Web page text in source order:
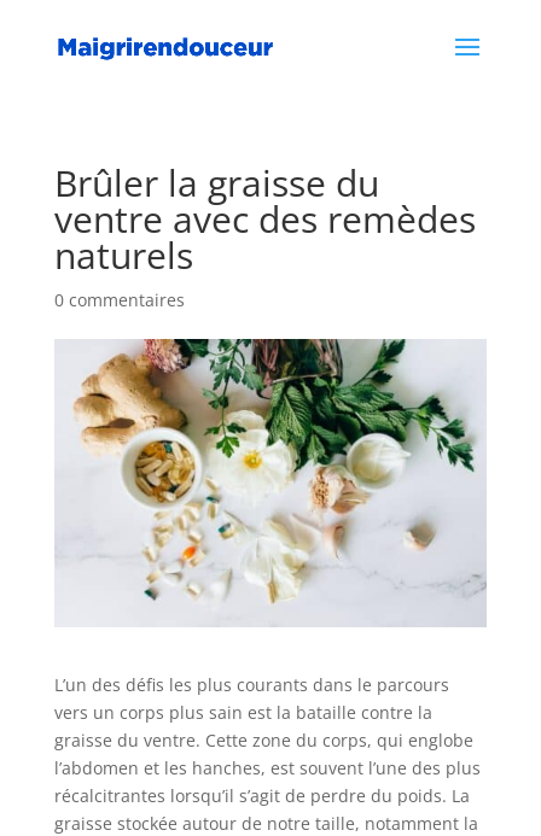
Brûler la graisse du
ventre avec des remèdes
naturels
0 commentaires
L’un des défis les plus courants dans le parcours
vers un corps plus sain est la bataille contre la
graisse du ventre. Cette zone du corps, qui englobe
l’abdomen et les hanches, est souvent l’une des plus
récalcitrantes lorsqu’il s’agit de perdre du poids. La
graisse stockée autour de notre taille, notamment la